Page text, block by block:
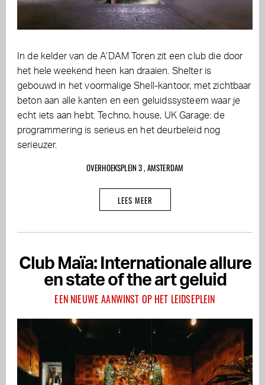
In de kelder van de A’DAM Toren zit een club die door
het hele weekend heen kan draaien. Shelter is
gebouwd in het voormalige Shell-kantoor, met zichtbaar
beton aan alle kanten en een geluidssysteem waar je
echt iets aan hebt. Techno, house, UK Garage: de
programmering is serieus en het deurbeleid nog
serieuzer.
OVERHOEKSPLEIN 3 , AMSTERDAM
LEES MEER
Club Maïa: Internationale allure
en state of the art geluid
EEN NIEUWE AANWINST OP HET LEIDSEPLEIN